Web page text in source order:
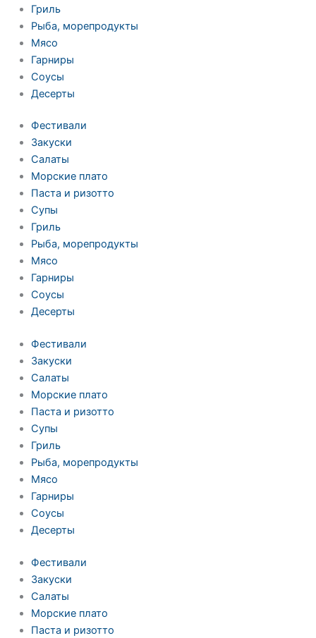
Гриль
Рыба, морепродукты
Мясо
Гарниры
Соусы
Десерты
Фестивали
Закуски
Салаты
Морские плато
Паста и ризотто
Супы
Гриль
Рыба, морепродукты
Мясо
Гарниры
Соусы
Десерты
Фестивали
Закуски
Салаты
Морские плато
Паста и ризотто
Супы
Гриль
Рыба, морепродукты
Мясо
Гарниры
Соусы
Десерты
Фестивали
Закуски
Салаты
Морские плато
Паста и ризотто